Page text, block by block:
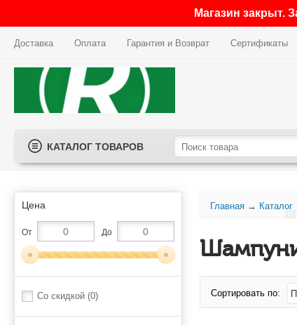
Магазин закрыт.
Доставка Оплата Гарантия и Возврат Сертификаты
КАТАЛОГ ТОВАРОВ
Цена
От До
Со скидкой (0)
Главная → Каталог
Сортировать по: